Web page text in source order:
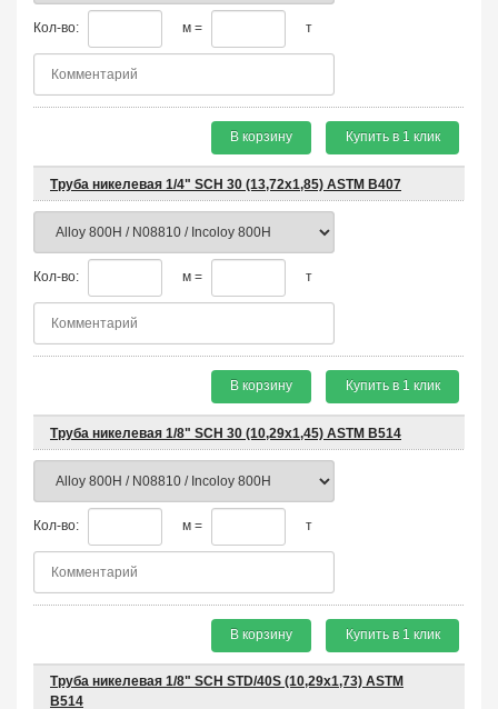
Кол-во: м = т
В корзину Купить в 1 клик
Труба никелевая 1/4" SCH 30 (13,72х1,85) ASTM B407
Кол-во: м = т
В корзину Купить в 1 клик
Труба никелевая 1/8" SCH 30 (10,29х1,45) ASTM B514
Кол-во: м = т
В корзину Купить в 1 клик
Труба никелевая 1/8" SCH STD/40S (10,29х1,73) ASTM
B514